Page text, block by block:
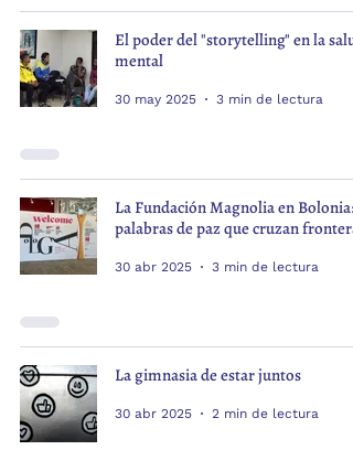
El poder del "storytelling" en la salud
mental
30 may 2025 3 min de lectura
La Fundación Magnolia en Bolonia:
palabras de paz que cruzan
30 abr 2025 3 min de lectura
La gimnasia de estar juntos
30 abr 2025 2 min de lectura